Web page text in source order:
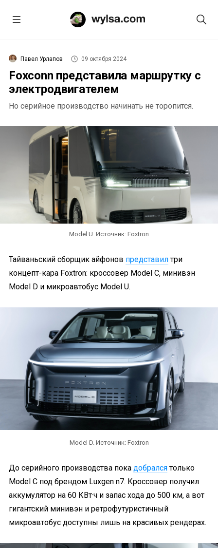
Павел Урлапов 09 октября 2024
Foxconn представила маршрутку с
электродвигателем
Но серийное производство начинать не торопится.
Model U. Источник: Foxtron
Тайваньский сборщик айфонов представилтри
концепт-кара Foxtron: кроссовер Model C, минивэн
Model D и микроавтобус Model U.
Model D. Источник: Foxtron
До серийного производства пока добралсятолько
Model C под брендом Luxgen n7. Кроссовер получил
аккумулятор на 60 КВт·ч и запас хода до 500 км, а вот
гигантский минивэн и ретрофутуристичный
микроавтобус доступны лишь на красивых рендерах.